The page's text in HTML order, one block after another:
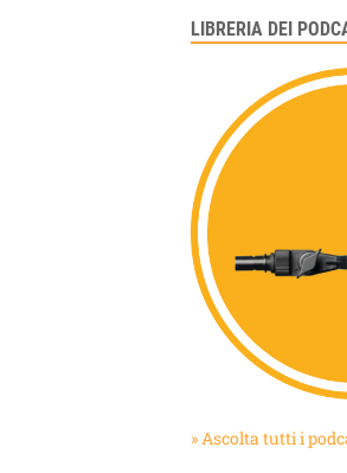
LIBRERIA DEI
» Ascolta tutti i